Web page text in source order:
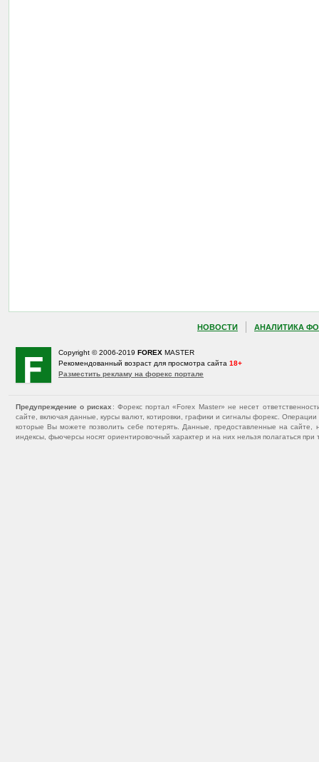
НОВОСТИ АНАЛИТИКА
Copyright © 2006-2019 FOREX MASTER
Рекомендованный возраст для просмотра сайта 18+
Разместить рекламу на форекс портале
Предупреждение о рисках : Форекс портал «Forex Master» не несет
сайте, включая данные, курсы валют, котировки, графики и сигналы форекс.
которые Вы можете позволить себе потерять. Данные, предоставленные на
индексы, фьючерсы носят ориентировочный характер и на них нельзя полагаться при